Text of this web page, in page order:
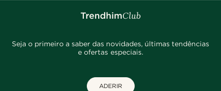
Seja o primeiro a saber das novidades, últimas tendências
e ofertas especiais.
ADERIR